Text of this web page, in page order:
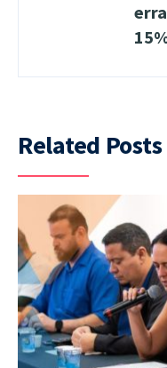
Related Posts